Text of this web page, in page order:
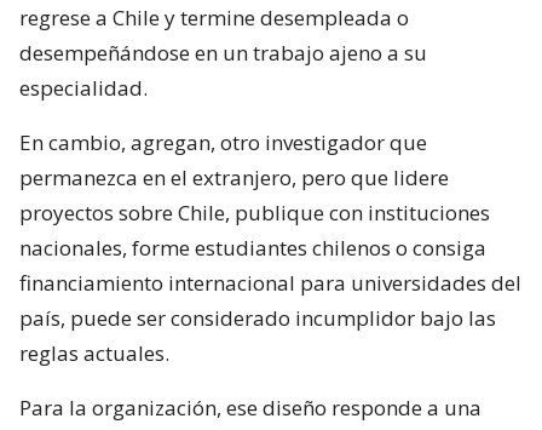
regrese a Chile y termine desempleada o
desempeñándose en un trabajo ajeno a su
especialidad.
En cambio, agregan, otro investigador que
permanezca en el extranjero, pero que lidere
proyectos sobre Chile, publique con instituciones
nacionales, forme estudiantes chilenos o consiga
financiamiento internacional para universidades del
país, puede ser considerado incumplidor bajo las
reglas actuales.
Para la organización, ese diseño responde a una